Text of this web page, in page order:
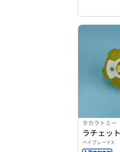
タカラトミー
ベイブレードX